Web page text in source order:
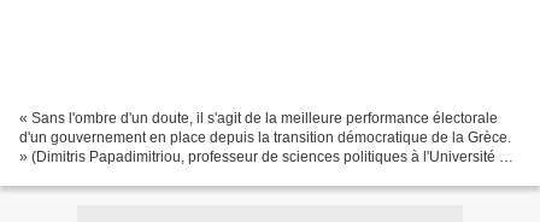
« Sans l'ombre d'un doute, il s'agit de la meilleure performance électorale
d'un gouvernement en place depuis la transition démocratique de la Grèce.
» (Dimitris Papadimitriou, professeur de sciences politiques à l'Université de